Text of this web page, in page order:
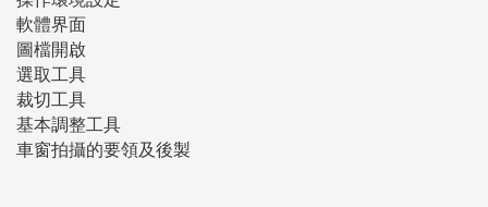
軟體界面
圖檔開啟
選取工具
裁切工具
基本調整工具
車窗拍攝的要領及後製